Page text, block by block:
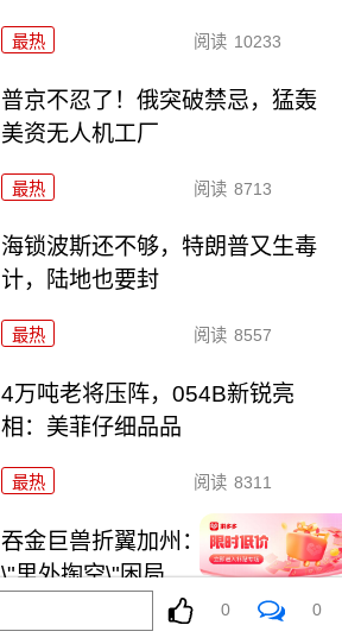
最热 阅读 10233
普京不忍了！俄突破禁忌，猛轰
美资无人机工厂
最热 阅读 8713
海锁波斯还不够，特朗普又生毒
计，陆地也要封
最热 阅读 8557
4万吨老将压阵，054B新锐亮
相：美菲仔细品品
最热 阅读 8311
吞金巨兽折翼加州：美利坚军工
\"里外掏空\"困局
最热
0 0